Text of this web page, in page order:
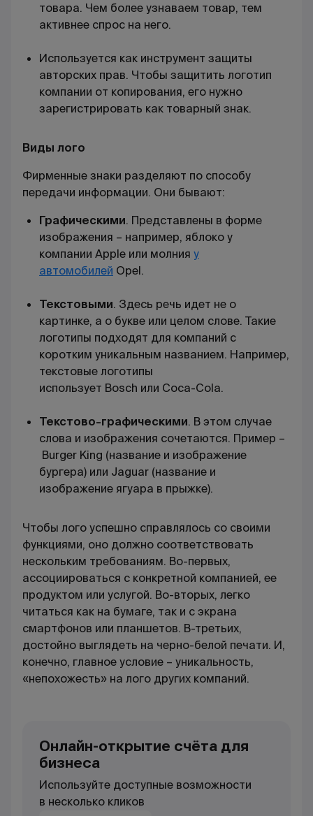
товара. Чем более узнаваем товар, тем
активнее спрос на него.
Используется как инструмент защиты
авторских прав. Чтобы защитить логотип
компании от копирования, его нужно
зарегистрировать как товарный знак.
Виды лого
Фирменные знаки разделяют по способу
передачи информации. Они бывают:
Графическими. Представлены в форме
изображения – например, яблоко у
компании Apple или молния у
автомобилей Opel.
Текстовыми. Здесь речь идет не о
картинке, а о букве или целом слове. Такие
логотипы подходят для компаний с
коротким уникальным названием. Например,
текстовые логотипы
использует Bosch или Coca-Cola.
Текстово-графическими. В этом случае
слова и изображения сочетаются. Пример –
Burger King (название и изображение
бургера) или Jaguar (название и
изображение ягуара в прыжке).
Чтобы лого успешно справлялось со своими
функциями, оно должно соответствовать
нескольким требованиям. Во-первых,
ассоциироваться с конкретной компанией, ее
продуктом или услугой. Во-вторых, легко
читаться как на бумаге, так и с экрана
смартфонов или планшетов. В-третьих,
достойно выглядеть на черно-белой печати. И,
конечно, главное условие – уникальность,
«непохожесть» на лого других компаний.
Онлайн-открытие счёта для
бизнеса
Используйте доступные возможности
в несколько кликов